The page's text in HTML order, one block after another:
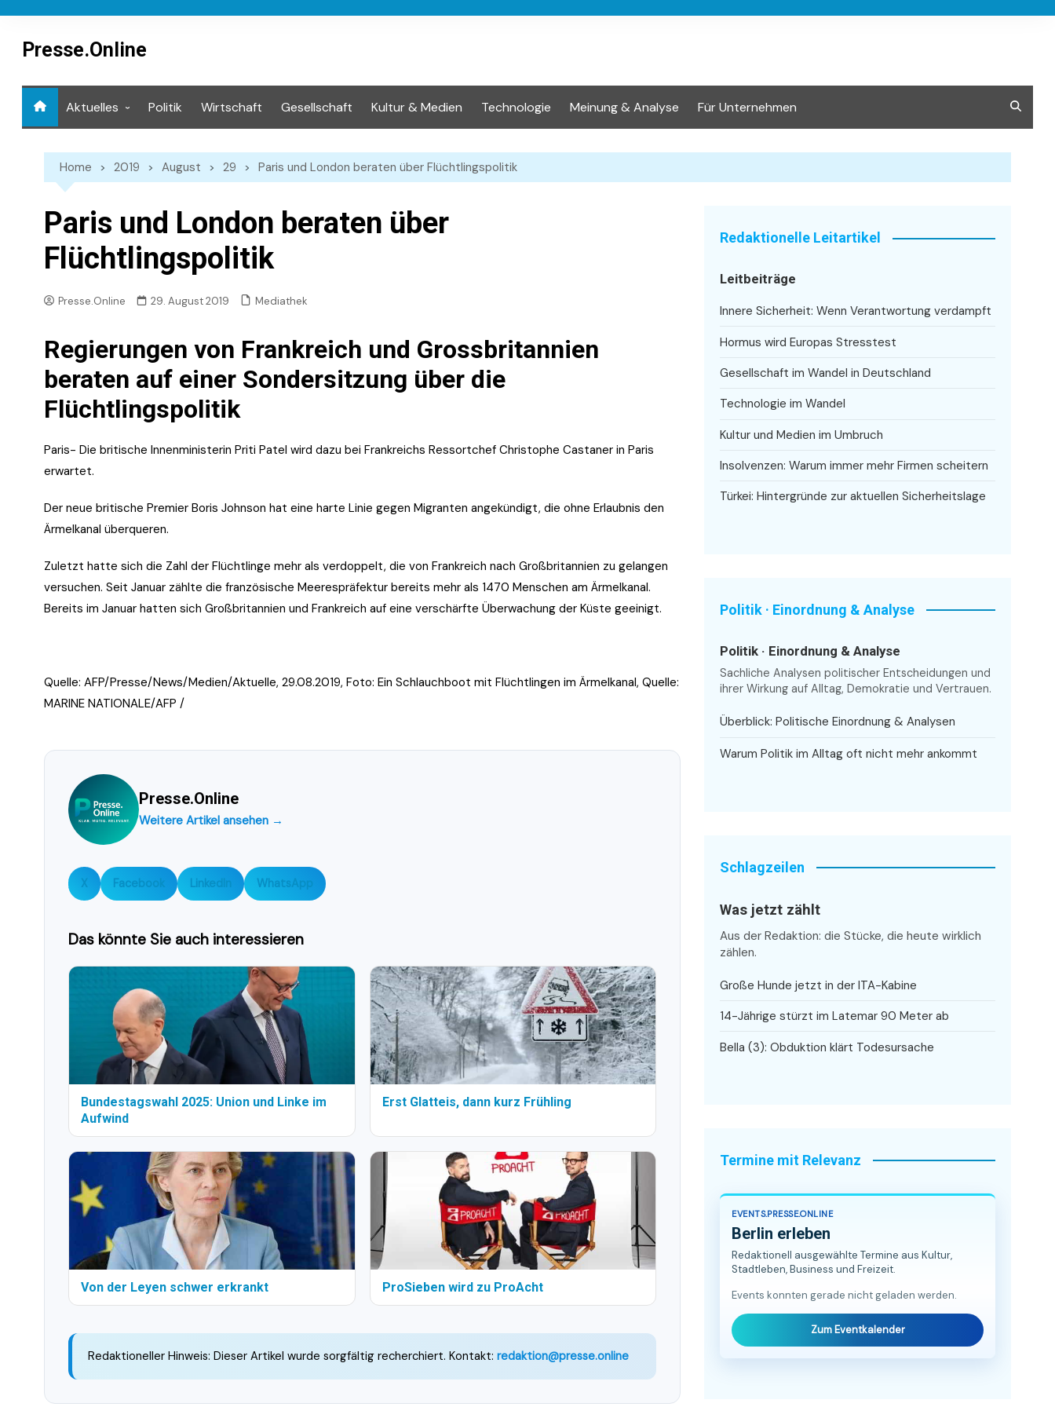
contentPresse.Online
Aktuelles Politik Wirtschaft Gesellschaft Kultur & Medien Technologie Meinung & Analyse Für Unternehmen
Home 2019 August 29 Paris und London beraten über Flüchtlingspolitik
Paris und London beraten über
Flüchtlingspolitik
Presse.Online 29. August 2019 Mediathek
Regierungen von Frankreich und Grossbritannien
beraten auf einer Sondersitzung über die
Flüchtlingspolitik
Paris- Die britische Innenministerin Priti Patel wird dazu bei Frankreichs Ressortchef Christophe Castaner in Paris
erwartet.
Der neue britische Premier Boris Johnson hat eine harte Linie gegen Migranten angekündigt, die ohne Erlaubnis den
Ärmelkanal überqueren.
Zuletzt hatte sich die Zahl der Flüchtlinge mehr als verdoppelt, die von Frankreich nach Großbritannien zu gelangen
versuchen. Seit Januar zählte die französische Meerespräfektur bereits mehr als 1470 Menschen am Ärmelkanal.
Bereits im Januar hatten sich Großbritannien und Frankreich auf eine verschärfte Überwachung der Küste geeinigt.
Quelle: AFP/Presse/News/Medien/Aktuelle, 29.08.2019, Foto: Ein Schlauchboot mit Flüchtlingen im Ärmelkanal, Quelle:
MARINE NATIONALE/AFP /
Presse.Online
Weitere Artikel ansehen →
X Facebook LinkedIn WhatsApp
Das könnte Sie auch interessieren
Bundestagswahl 2025: Union und Linke im
Aufwind
Erst Glatteis, dann kurz Frühling
Von der Leyen schwer erkrankt ProSieben wird zu ProAcht
Redaktioneller Hinweis: Dieser Artikel wurde sorgfältig recherchiert. Kontakt: redaktion@presse.online
Redaktionelle Leitartikel
Leitbeiträge
Innere Sicherheit: Wenn Verantwortung verdampft
Hormus wird Europas Stresstest
Gesellschaft im Wandel in Deutschland
Technologie im Wandel
Kultur und Medien im Umbruch
Insolvenzen: Warum immer mehr Firmen scheitern
Türkei: Hintergründe zur aktuellen Sicherheitslage
Politik · Einordnung & Analyse
Politik · Einordnung & Analyse
Sachliche Analysen politischer Entscheidungen und
ihrer Wirkung auf Alltag, Demokratie und Vertrauen.
Überblick: Politische Einordnung & Analysen
Warum Politik im Alltag oft nicht mehr ankommt
Schlagzeilen
Was jetzt zählt
Aus der Redaktion: die Stücke, die heute wirklich
zählen.
Große Hunde jetzt in der ITA-Kabine
14-Jährige stürzt im Latemar 90 Meter ab
Bella (3): Obduktion klärt Todesursache
Termine mit Relevanz
EVENTS.PRESSE.ONLINE
Berlin erleben
Redaktionell ausgewählte Termine aus Kultur,
Stadtleben, Business und Freizeit.
Events konnten gerade nicht geladen werden.
Zum Eventkalender